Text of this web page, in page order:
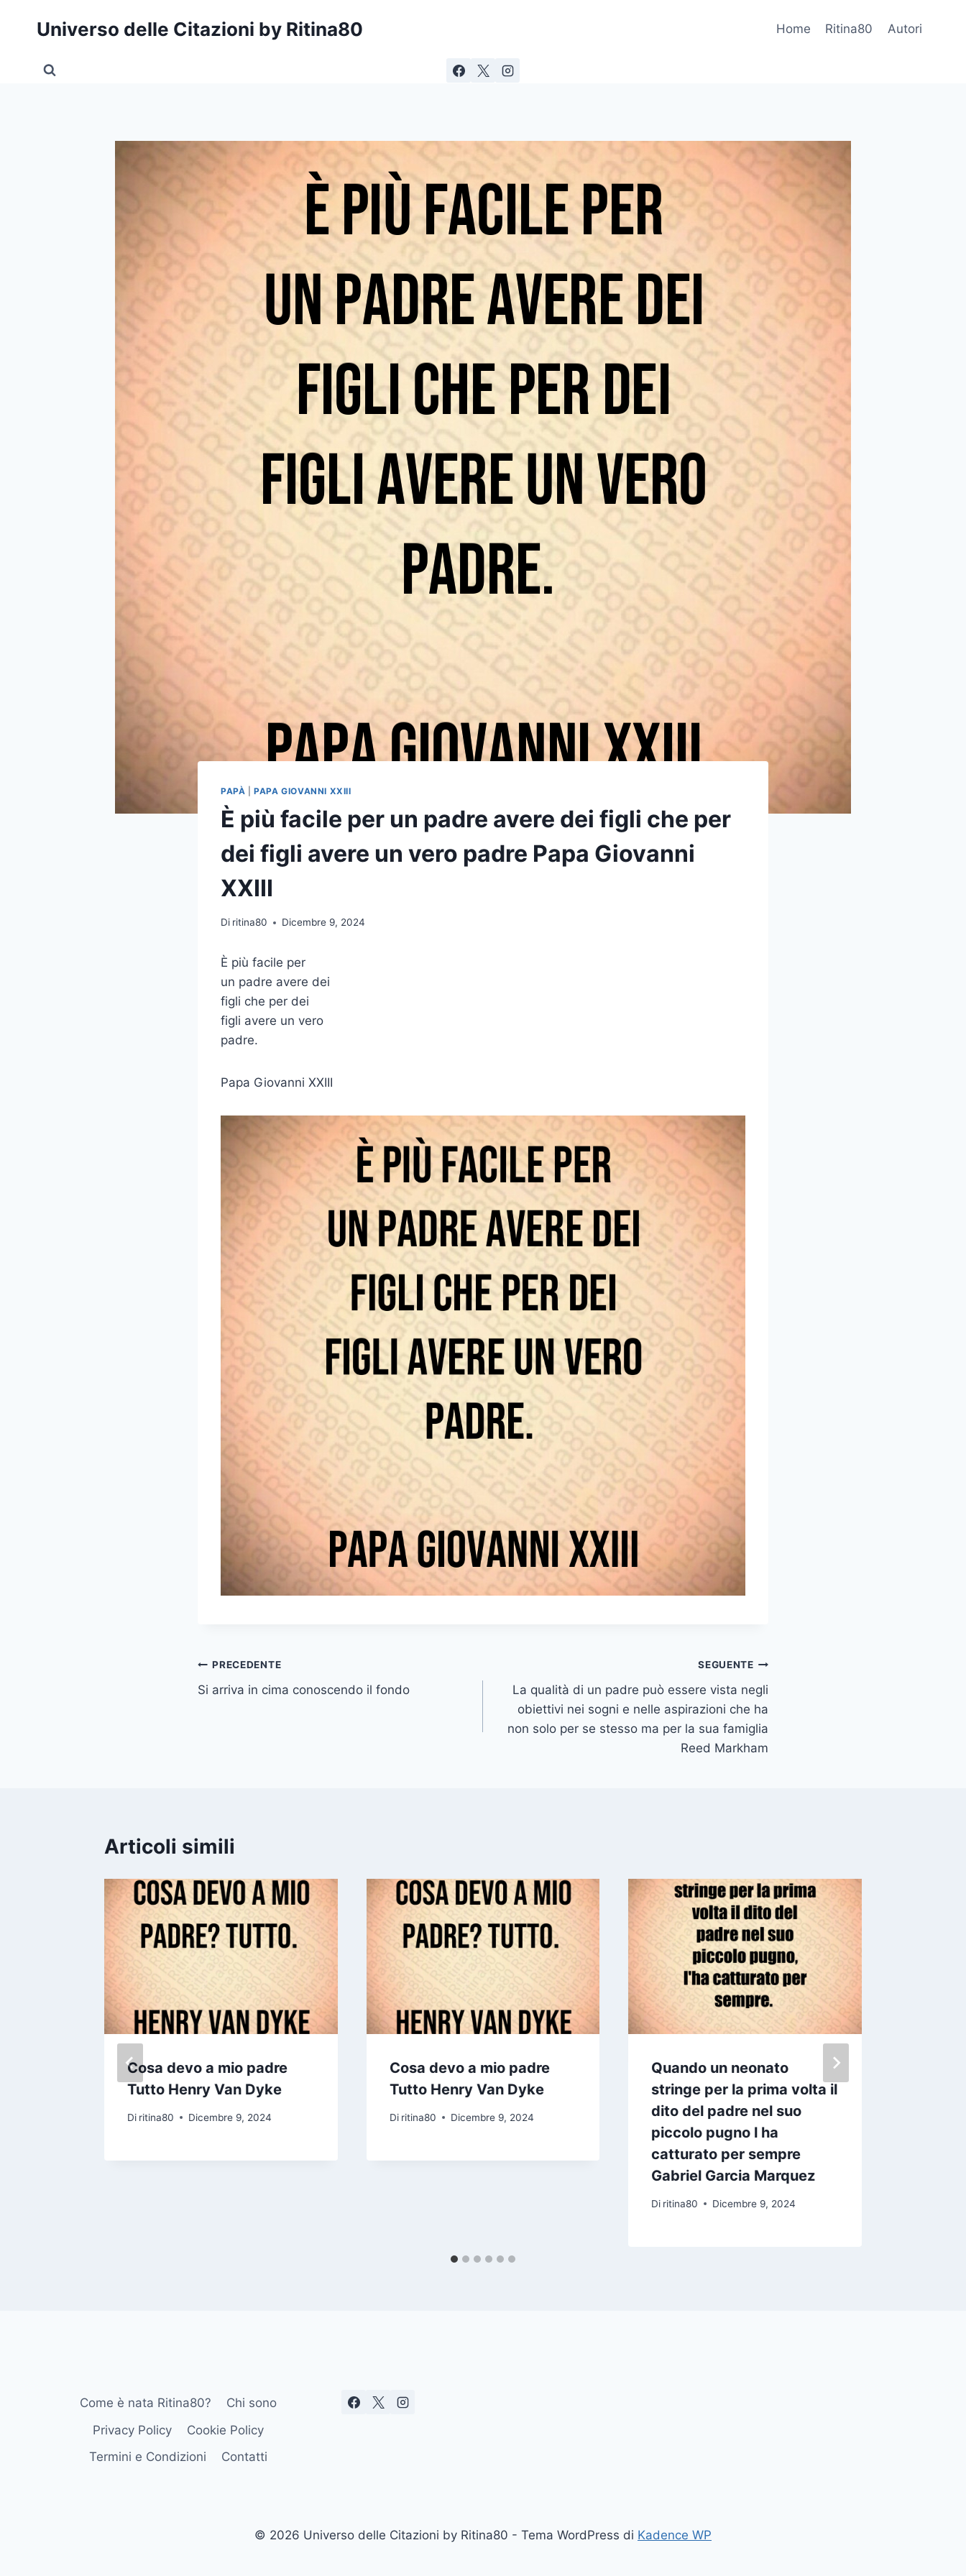
Universo delle Citazioni by Ritina80 Home Ritina80 Autori
PAPÀ |PAPA GIOVANNI XXIII
È più facile per un padre avere dei figli che per
dei figli avere un vero padre Papa Giovanni
XXIII
Di ritina80 Dicembre 9, 2024
È più facile per
un padre avere dei
figli che per dei
figli avere un vero
padre.
Papa Giovanni XXIII
Navigazione
articoli
PRECEDENTE
Si arriva in cima conoscendo il fondo
SEGUENTE
La qualità di un padre può essere vista negli
obiettivi nei sogni e nelle aspirazioni che ha
non solo per se stesso ma per la sua famiglia
Reed Markham
Articoli simili
Cosa devo a mio padre
Tutto Henry Van Dyke
Di ritina80 Dicembre 9, 2024
Cosa devo a mio padre
Tutto Henry Van Dyke
Di ritina80 Dicembre 9, 2024
Quando un neonato
stringe per la prima volta il
dito del padre nel suo
piccolo pugno l ha
catturato per sempre
Gabriel Garcia Marquez
Di ritina80 Dicembre 9, 2024
Come è nata Ritina80?
Chi sono
Privacy Policy
Cookie Policy
Termini e Condizioni
Contatti
© 2026 Universo delle Citazioni by Ritina80 - Tema WordPress di Kadence WP